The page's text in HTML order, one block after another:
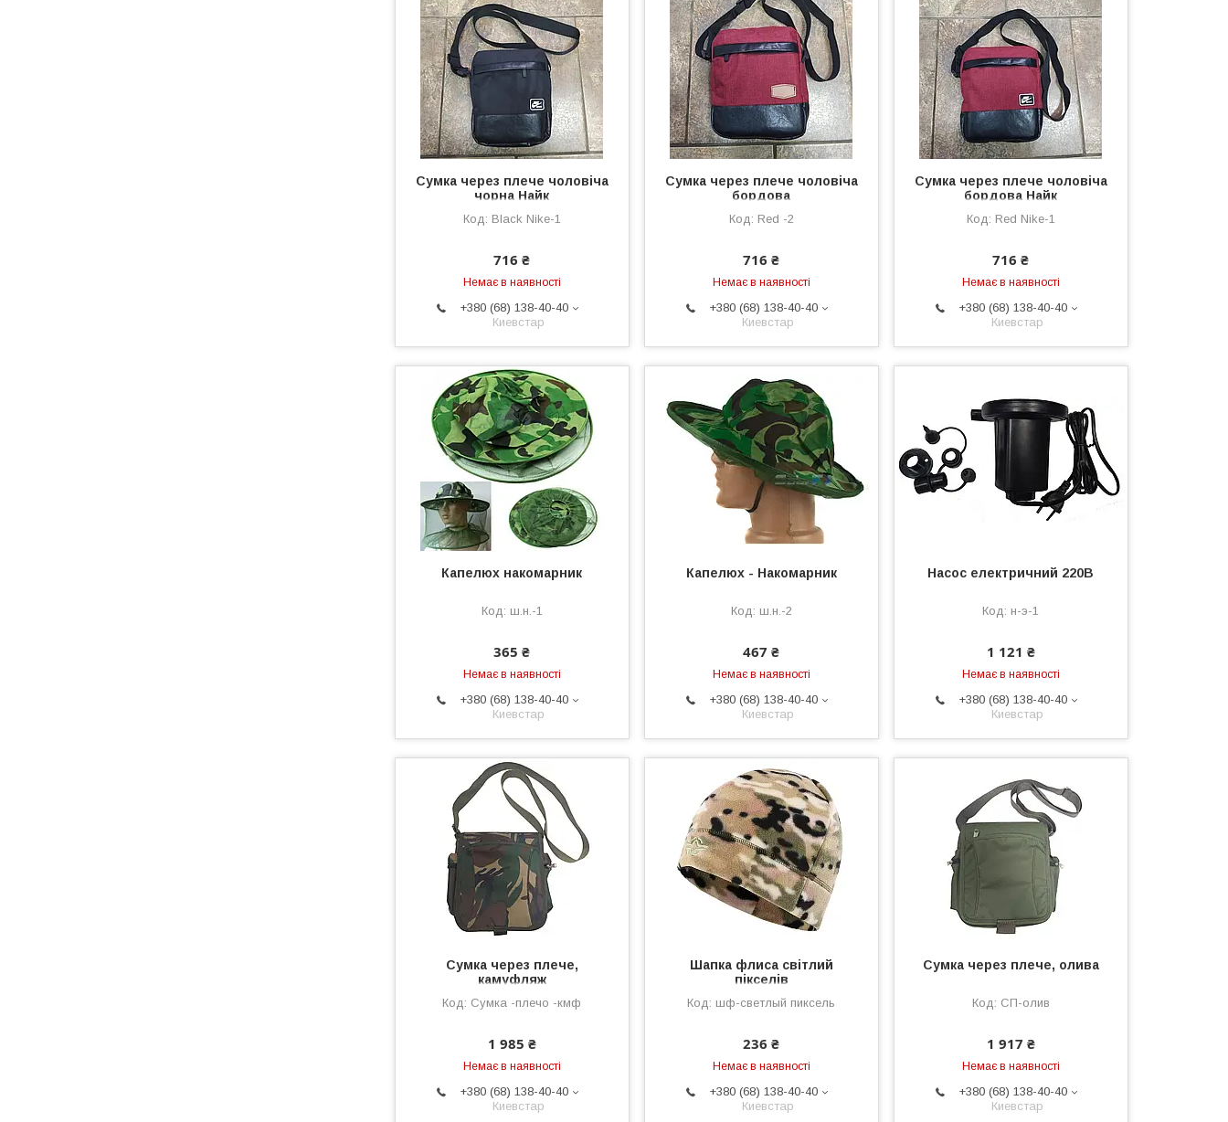
Сумка через плече чоловіча
чорна Найк
Black Nike-1
716 ₴
Немає в наявності
+380 (68) 138-40-40
Киевстар
Сумка через плече чоловіча
бордова
Red -2
716 ₴
Немає в наявності
+380 (68) 138-40-40
Киевстар
Сумка через плече чоловіча
бордова Найк
Red Nike-1
716 ₴
Немає в наявності
+380 (68) 138-40-40
Киевстар
Капелюх накомарник
ш.н.-1
365 ₴
Немає в наявності
+380 (68) 138-40-40
Киевстар
Капелюх - Накомарник
ш.н.-2
467 ₴
Немає в наявності
+380 (68) 138-40-40
Киевстар
Насос електричний 220В
н-э-1
1 121 ₴
Немає в наявності
+380 (68) 138-40-40
Киевстар
Сумка через плече,
камуфляж
Сумка -плечо -кмф
1 985 ₴
Немає в наявності
+380 (68) 138-40-40
Киевстар
Шапка флиса світлий
пікселів
шф-светлый пиксель
236 ₴
Немає в наявності
+380 (68) 138-40-40
Киевстар
Сумка через плече, олива
СП-олив
1 917 ₴
Немає в наявності
+380 (68) 138-40-40
Киевстар